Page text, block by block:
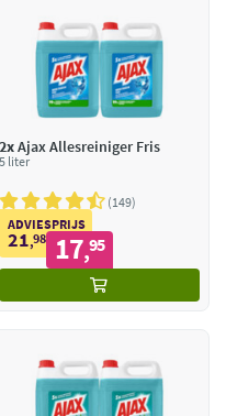
2xAjax Allesreiniger Fris
5 liter
149
ADVIESPRIJS
21,98 17,95